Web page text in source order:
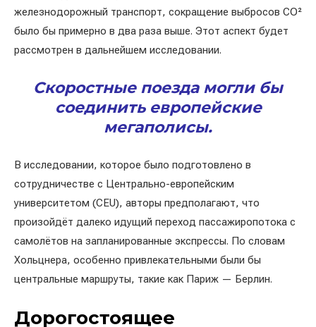
железнодорожный транспорт, сокращение выбросов CO²
было бы примерно в два раза выше. Этот аспект будет
рассмотрен в дальнейшем исследовании.
Скоростные поезда могли бы
соединить европейские
мегаполисы.
В исследовании, которое было подготовлено в
сотрудничестве с Центрально-европейским
университетом (CEU), авторы предполагают, что
произойдёт далеко идущий переход пассажиропотока с
самолётов на запланированные экспрессы. По словам
Хольцнера, особенно привлекательными были бы
центральные маршруты, такие как Париж — Берлин.
Дорогостоящее